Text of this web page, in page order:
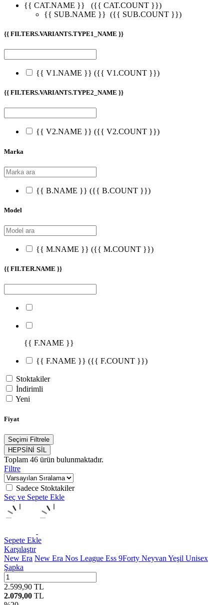
{{ CAT.NAME }}
({{ CAT.COUNT }})
{{ SUB.NAME }} ({{ SUB.COUNT }})
{{ FILTERS.VARIANTS.TYPE1_NAME }}
{{ V1.NAME }} ({{ V1.COUNT }})
{{ FILTERS.VARIANTS.TYPE2_NAME }}
{{ V2.NAME }} ({{ V2.COUNT }})
Marka
{{ B.NAME }} ({{ B.COUNT }})
Model
{{ M.NAME }} ({{ M.COUNT }})
{{ FILTER.NAME }}
{{ F.NAME }}
{{ F.NAME }} ({{ F.COUNT }})
Stoktakiler
İndirimli
Yeni
Fiyat
Seçimi Filtrele
HEPSİNİ SİL
Toplam 46 ürün bulunmaktadır.
Filtre
Sadece Stoktakiler
Seç ve Sepete Ekle
Sepete Ekle
Karşılaştır
New Era New Era Nos League Ess 9Forty Neyvan Yeşil Unisex
Şapka
2.599,90 TL
2.079,00 TL